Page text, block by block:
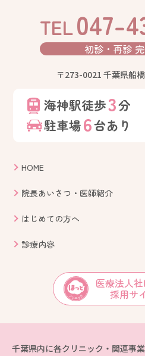
TEL047-
初診・再診
〒273-0021 千葉県船
海神駅徒歩3分
駐車場6台あり
HOME
院長あいさつ・医師紹介
はじめての方へ
診療内容
医療法人
採用サ
千葉県内に各クリニック・関連事